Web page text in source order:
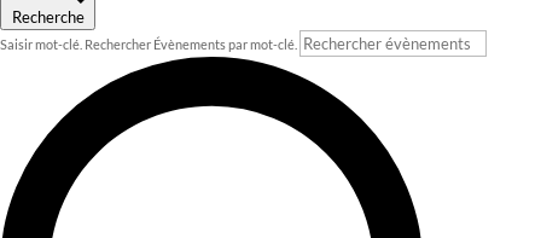
Recherche
Saisir mot-clé. Rechercher Évènements par mot-clé.